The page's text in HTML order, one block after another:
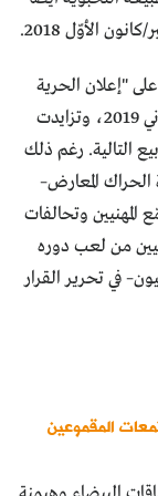
الأوّل 2018.
"إعلان الحرية
والتغيير" في ذات يوم صدوره في 1 يناير/كانون الثّاني 2019، وتزايدت
التالية. رغم ذلك
الحراك المعارض–
المهنيين وتحالفات
من لعب دوره
في تحرير القرار
المقموعين